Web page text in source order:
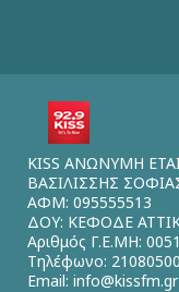
KISS ΑΝΩΝΥΜΗ
ΒΑΣΙΛΙΣΣΗΣ
ΑΦΜ: 095555513
ΔΟΥ: ΚΕΦΟΔΕ
Αριθμός Γ.Ε.ΜΗ:
Τηλέφωνο:
Email: info@kissfm.gr